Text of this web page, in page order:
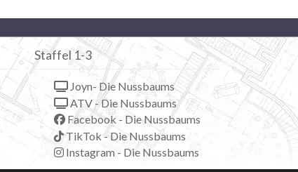
Staffel 1-3
Joyn- Die Nussbaums
ATV - Die Nussbaums
Facebook - Die Nussbaums
TikTok - Die Nussbaums
Instagram - Die Nussbaums